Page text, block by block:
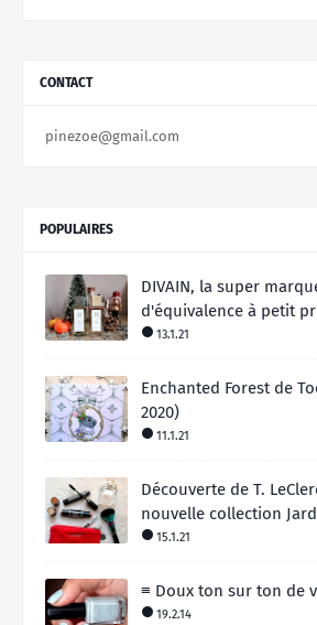
CONTACT
pinezoe@gmail.com
POPULAIRES
DIVAIN, la super
d'équivalence à petit
13.1.21
Enchanted Forest de
2020)
11.1.21
Découverte de T.
nouvelle collection
15.1.21
≡ Doux ton sur ton de
19.2.14